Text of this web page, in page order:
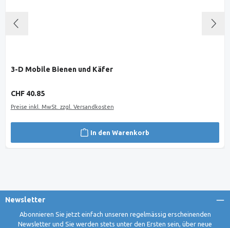
3-D Mobile Bienen und Käfer
Regulärer Preis:
CHF 40.85
Preise inkl. MwSt. zzgl. Versandkosten
In den Warenkorb
Newsletter
Abonnieren Sie jetzt einfach unseren regelmässig erscheinenden
Newsletter und Sie werden stets unter den Ersten sein, über neue